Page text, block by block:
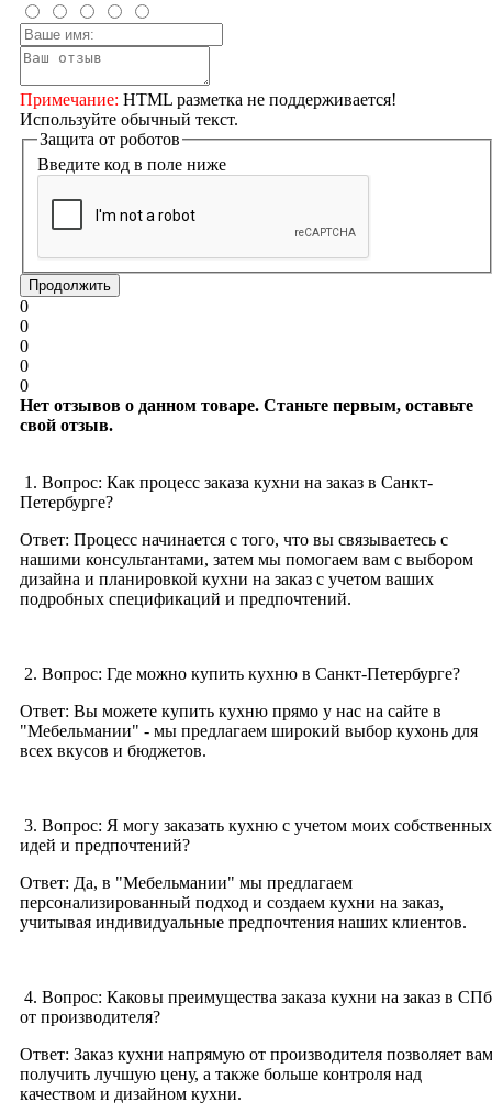
Примечание: HTML разметка не поддерживается!
Используйте обычный текст.
Защита от роботов
Введите код в поле ниже
Продолжить
0
0
0
0
0
Нет отзывов о данном товаре. Станьте первым, оставьте
свой отзыв.
1. Вопрос: Как процесс заказа кухни на заказ в Санкт-
Петербурге?
Ответ: Процесс начинается с того, что вы связываетесь с
нашими консультантами, затем мы помогаем вам с выбором
дизайна и планировкой кухни на заказ с учетом ваших
подробных спецификаций и предпочтений.
2. Вопрос: Где можно купить кухню в Санкт-Петербурге?
Ответ: Вы можете купить кухню прямо у нас на сайте в
"Мебельмании" - мы предлагаем широкий выбор кухонь для
всех вкусов и бюджетов.
3. Вопрос: Я могу заказать кухню с учетом моих собственных
идей и предпочтений?
Ответ: Да, в "Мебельмании" мы предлагаем
персонализированный подход и создаем кухни на заказ,
учитывая индивидуальные предпочтения наших клиентов.
4. Вопрос: Каковы преимущества заказа кухни на заказ в СПб
от производителя?
Ответ: Заказ кухни напрямую от производителя позволяет вам
получить лучшую цену, а также больше контроля над
качеством и дизайном кухни.